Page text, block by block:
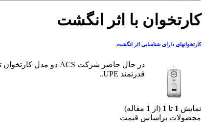
کارتخوان با اثر انگشت
کارتخوانهای دارای شناسایی اثر انگشت
قدرتمند UPE..
نمایش 1 تا 1 (از 1 مقاله)
محصولات براساس قيمت